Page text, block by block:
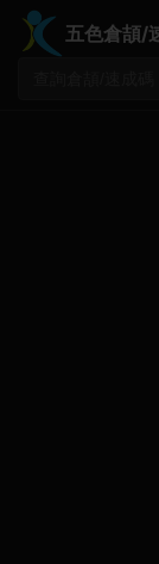
五色倉頡/